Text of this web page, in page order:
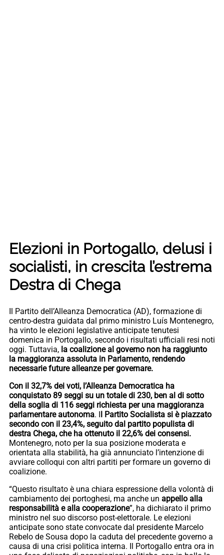
Elezioni in Portogallo, delusi i
socialisti, in crescita l’estrema
Destra di Chega
Il Partito dell’Alleanza Democratica (AD), formazione di
centro-destra guidata dal primo ministro Luís Montenegro,
ha vinto le elezioni legislative anticipate tenutesi
domenica in Portogallo, secondo i risultati ufficiali resi noti
oggi. Tuttavia, la coalizione al governo non ha raggiunto
la maggioranza assoluta in Parlamento, rendendo
necessarie future alleanze per governare.
Con il 32,7% dei voti, l’Alleanza Democratica ha
conquistato 89 seggi su un totale di 230, ben al di sotto
della soglia di 116 seggi richiesta per una maggioranza
parlamentare autonoma. Il Partito Socialista si è piazzato
secondo con il 23,4%, seguito dal partito populista di
destra Chega, che ha ottenuto il 22,6% dei consensi.
Montenegro, noto per la sua posizione moderata e
orientata alla stabilità, ha già annunciato l’intenzione di
avviare colloqui con altri partiti per formare un governo di
coalizione.
“Questo risultato è una chiara espressione della volontà di
cambiamento dei portoghesi, ma anche un appello alla
responsabilità e alla cooperazione”, ha dichiarato il primo
ministro nel suo discorso post-elettorale. Le elezioni
anticipate sono state convocate dal presidente Marcelo
Rebelo de Sousa dopo la caduta del precedente governo a
causa di una crisi politica interna. Il Portogallo entra ora in